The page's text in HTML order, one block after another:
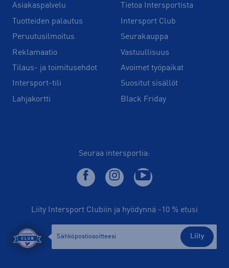
Asiakaspalvelu
Tuotteiden palautus
Peruutusilmoitus
Reklamaatio
Tilaus- ja toimitusehdot
Intersport-tili
Lahjakortti
Tietoa Intersportista
Intersport Club
Seurakauppa
Vastuullisuus
Avoimet työpaikat
Suositut sisällöt
Black Friday
Seuraa intersportia:
Liity Intersport Clubiin ja hyödynnä -10 % etusi
Liity